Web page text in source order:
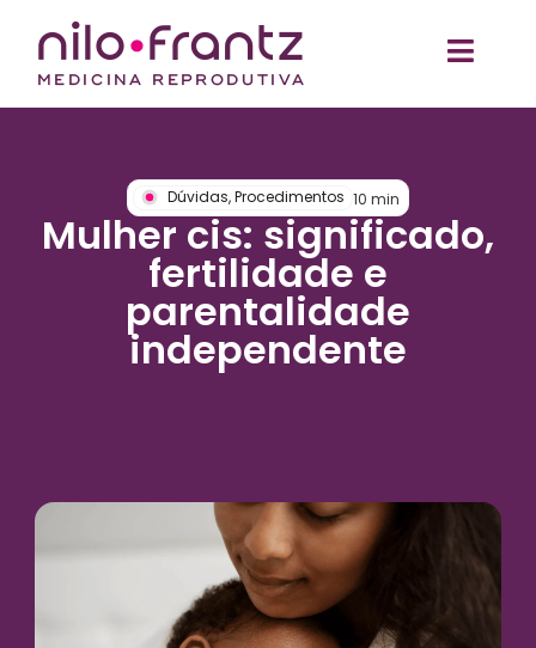
Dúvidas,Procedimentos 10 min
Mulher cis: significado,
fertilidade e
parentalidade
independente